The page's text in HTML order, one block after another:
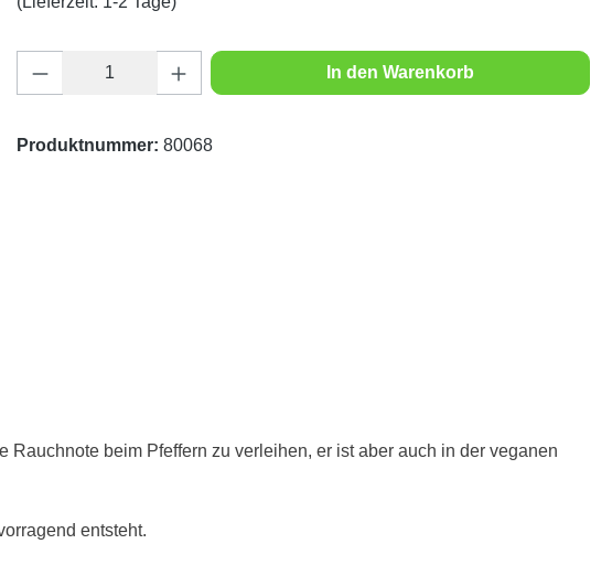
Produkt Anzahl: Gib den gewünschten Wert ein
In den Warenkorb
Produktnummer: 80068
beim Pfeffern zu verleihen, er ist aber auch in der veganen
entsteht.